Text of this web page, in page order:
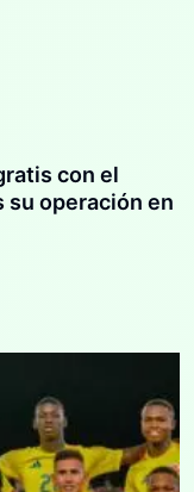
con el
su operación en